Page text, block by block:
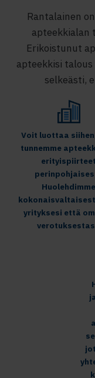
Rantalainen
apteekkialan
Erikoistunut
apteekkisi
selkeästi,
Voit luottaa
tunnemme
erityispiirteet
Huolehdimme
yrityksesi että